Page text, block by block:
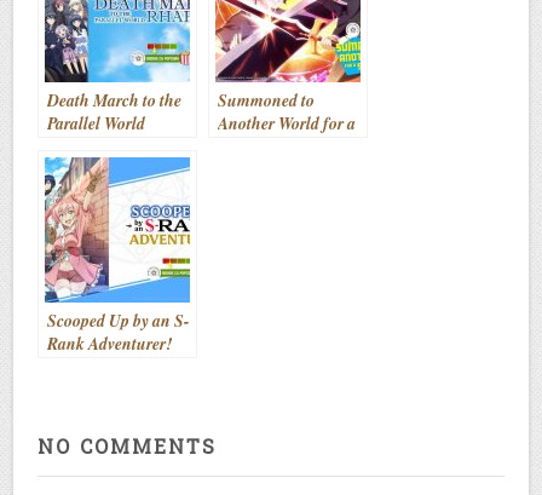
wa Meikyuu wo
Samayou) (2023- )
(2025- )
Death March to the
Parallel World
Death March kara
Hajimaru Isekai
Kyousoukyoku)
(2018- )
Summoned to
Another World for a
Scooped Up by an S-
Rank Adventurer!
Rank Boukensha ni
Hirowareru: Kono
Shiromadoushi ga
NO COMMENTS